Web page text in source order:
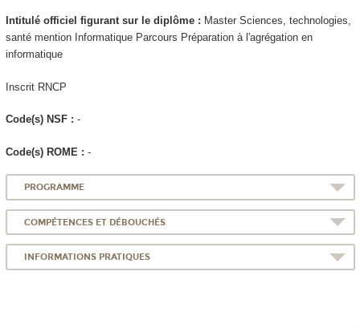
Intitulé officiel figurant sur le diplôme : Master Sciences, technologies,
santé mention Informatique Parcours Préparation à l'agrégation en
informatique
Inscrit RNCP
Code(s) NSF : -
Code(s) ROME : -
PROGRAMME
COMPÉTENCES ET DÉBOUCHÉS
INFORMATIONS PRATIQUES